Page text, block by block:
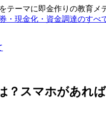
テーマに即金作りの教育メ
・現金化・資金調達のすべ
？スマホがあれ